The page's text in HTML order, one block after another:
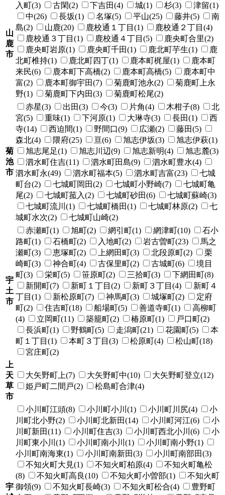
山
鹿
市
入町(3)
古閑(2) 下吉田(4) 城(1) 杉(3)
津留(1)
中(26)
長坂(1) 名塚(5) 平山(25) 藤井(5)
南
島(2)
山鹿(20) 鹿校通１丁目(1)
鹿校通２丁目(4)
鹿校通３丁目(1)
鹿校通４丁目(5)
鹿央町合里(2)
鹿央町岩原(1)
鹿央町千田(1) 鹿北町芋生(1)
鹿
北町椎持(1)
鹿北町四丁(1) 鹿本町梶屋(1)
鹿本町
来民(6)
鹿本町下高橋(2) 鹿本町高橋(5)
鹿本町中
富(2)
鹿本町御宇田(7) 菊鹿町池永(2)
菊鹿町上永
野(1)
菊鹿町下内田(3) 菊鹿町松尾(2)
菊
池
市
赤星(3) 出田(3) 今(3) 片角(4) 木柑子(8)
北
宮(5)
重味(1) 下河原(1) 大琳寺(3) 長田(1)
西
寺(14)
西迫間(1) 野間口(9) 広瀬(2)
藤田(5)
森北(4)
隈府(25) 亘(6) 旭志伊坂(3)
旭志伊萩(1)
旭志尾足(1)
旭志川辺(9) 旭志新明(4)
旭志麓(3)
泗水町住吉(11)
泗水町田島(9)
泗水町豊水(4)
泗水町永(49)
泗水町福本(5) 泗水町吉富(23)
七城
町台(2)
七城町岡田(2) 七城町小野崎(7)
七城町亀
尾(2)
七城町菰入(2) 七城町砂田(6)
七城町蘇崎(3)
七城町流川(1)
七城町橋田(1) 七城町林原(2)
七
城町水次(2)
七城町山崎(2)
宇
土
市
赤瀬町(1) 旭町(2) 網引町(1) 網津町(10)
石小
路町(1)
石橋町(2) 入地町(2) 岩古曽町(23)
馬之
瀬町(3)
恵塚町(2) 上網田町(3) 北段原町(2)
栗
崎町(3)
神合町(4) 古保里町(2) 古城町(6)
境目
町(3)
栄町(5) 笹原町(2) 三拾町(3)
下網田町(8)
新開町(7)
新町１丁目(2) 新町３丁目(4)
新町４
丁目(1)
新松原町(7) 神馬町(3) 城塚町(2)
定府
町(2)
住吉町(18) 船場町(5) 善道寺町(1)
高柳町
(4)
立岡町(11) 築籠町(2) 椿原町(1)
戸口町(2)
長浜町(1)
野鶴町(5) 走潟町(21) 花園町(5)
本
町１丁目(1)
本町３丁目(3) 松原町(4)
松山町(18)
宮庄町(2)
上
天
草
市
大矢野町上(7) 大矢野町中(10)
大矢野町登立(12)
姫戸町二間戸(2)
松島町合津(4)
宇
小川町江頭(8) 小川町小川(1) 小川町川尻(4)
小
川町北小野(2)
小川町北新田(14) 小川町河江(6)
小
川町新田(11)
小川町住吉(3) 小川町西北小川(6)
小
川町東小川(1)
小川町南小川(1)
小川町南小野(1)
小川町南海東(1)
小川町南新田(3)
小川町南部田(3)
不知火町大見(1)
不知火町柏原(4)
不知火町亀松
(8)
不知火町高良(10) 不知火町小曽部(1)
不知火町
御領(9)
不知火町長崎(3) 不知火町松合(4)
豊野町